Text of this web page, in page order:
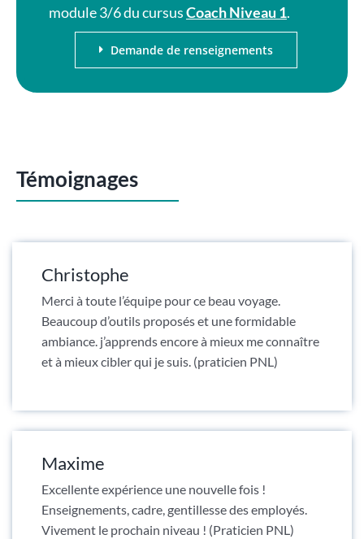
module 3/6 du cursusCoach Niveau 1.
Demande de renseignements
Témoignages
Christophe
Merci à toute l’équipe pour ce beau voyage.
Beaucoup d’outils proposés et une formidable
ambiance. j’apprends encore à mieux me connaître
et à mieux cibler qui je suis. (praticien PNL)
Maxime
Excellente expérience une nouvelle fois !
Enseignements, cadre, gentillesse des employés.
Vivement le prochain niveau ! (Praticien PNL)